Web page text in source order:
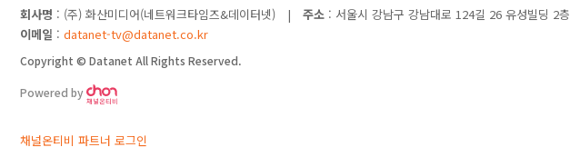
회사명 : (주) 화산미디어(네트워크타임즈&데이터넷) | 주소 : 서울시 강남구 강남대로 124길 26 유성빌딩 2층
이메일 : datanet-tv@datanet.co.kr
Copyright © Datanet All Rights Reserved.
Powered by
채널온티비 파트너 로그인